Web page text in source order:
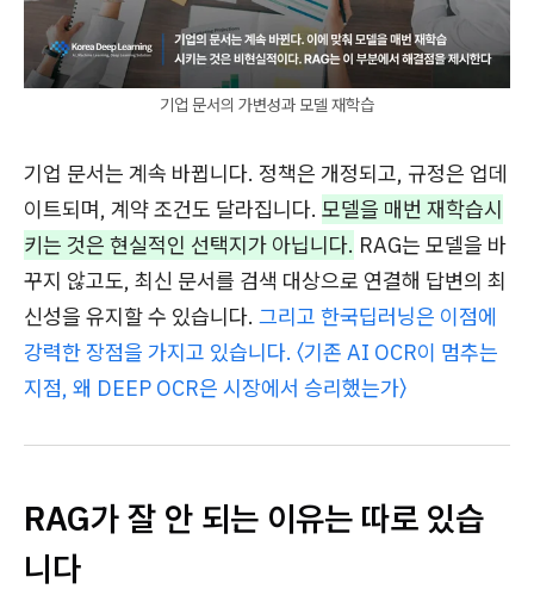
기업 문서의 가변성과 모델 재학습
기업 문서는 계속 바뀝니다. 정책은 개정되고, 규정은 업데
이트되며, 계약 조건도 달라집니다. 모델을 매번 재학습시
키는 것은 현실적인 선택지가 아닙니다. RAG는 모델을 바
꾸지 않고도, 최신 문서를 검색 대상으로 연결해 답변의 최
신성을 유지할 수 있습니다. 그리고 한국딥러닝은 이점에
강력한 장점을 가지고 있습니다. 〈기존 AI OCR이 멈추는
지점, 왜 DEEP OCR은 시장에서 승리했는가〉
RAG가 잘 안 되는 이유는 따로 있습
니다